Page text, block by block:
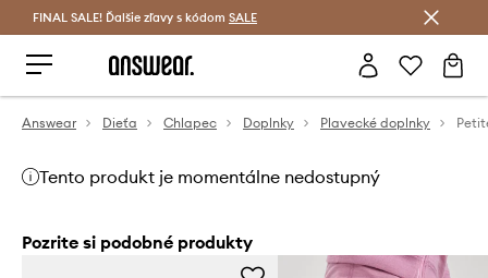
Šetrite s Answear Club >
FINAL SALE! Ďalšie zľavy s kódom SALE
Answear Dieťa Chlapec Doplnky Plavecké doplnky
Tento produkt je momentálne nedostupný
Pozrite si podobné produkty